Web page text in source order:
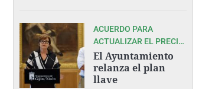
ACUERDO PARA
ACTUALIZAR EL PRECIO
DEL MÓDULO DE LA
VIVIENDA PROTEGIDA
El Ayuntamiento
relanza el plan
llave